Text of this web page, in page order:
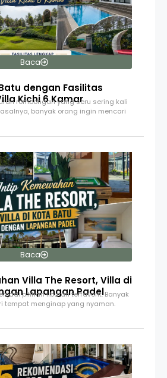
Baca
dengan Fasilitas
Kichi 6 Kamar
rombongan yang seru sering kali
banyak orang ingin mencari
Baca
Villa The Resort, Villa di
Lapangan Padel
pilihan liburan terfavorit. Banyak
tempat menginap yang nyaman.